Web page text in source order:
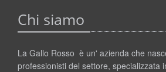
Chi siamo
La Gallo Rosso è un' azienda che
professionisti del settore, specializzata